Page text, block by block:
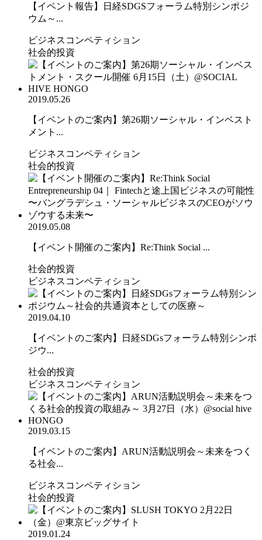
【イベント報告】日経SDGSフォーラム特別シンポジ
ウム～...
ビジネスコンペティション
社会的投資
2019.05.26
【イベントのご案内】第26期ソーシャル・インベスト
メント...
ビジネスコンペティション
社会的投資
2019.05.08
【イベント開催のご案内】Re:Think Social ...
社会的投資
ビジネスコンペティション
2019.04.10
【イベントのご案内】日経SDGsフォーラム特別シンポ
ジウ...
社会的投資
ビジネスコンペティション
2019.03.15
【イベントのご案内】ARUN活動説明会～未来をつく
る社会...
ビジネスコンペティション
社会的投資
2019.01.24